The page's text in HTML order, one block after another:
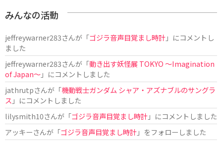
みんなの活動
jeffreywarner283さんが「ゴジラ音声目覚まし時計」にコメントし
ました
jeffreywarner283さんが「動き出す妖怪展 TOKYO 〜Imagination
of Japan〜」にコメントしました
jathrutpさんが「機動戦士ガンダム シャア・アズナブルのサングラ
ス 」にコメントしました
lilysmith10さんが「ゴジラ音声目覚まし時計」にコメントしました
アッキーさんが「ゴジラ音声目覚まし時計」をフォローしました